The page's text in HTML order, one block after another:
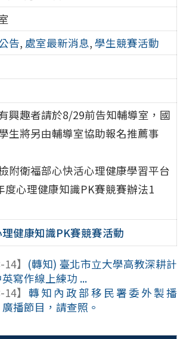
告, 處室最新消息, 學生競賽活動
興趣者請於8/29前告知輔導室，國
生將另由輔導室協助報名推薦事
附衛福部心快活心理健康學習平台
度心理健康知識PK賽競賽辦法1
健康知識PK賽競賽活動
】 (轉知) 臺北市立大學高教深耕計
寫作線上練功 ...
】 轉知內政部移民署委外製播
播節目，請查照。